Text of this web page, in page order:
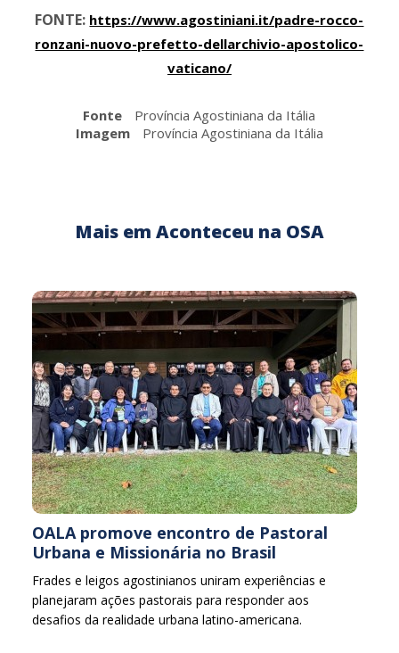
FONTE: https://www.agostiniani.it/padre-rocco-
ronzani-nuovo-prefetto-dellarchivio-apostolico-
vaticano/
Fonte
Província Agostiniana da Itália
Imagem
Província Agostiniana da Itália
Mais em Aconteceu na OSA
OALA promove encontro de Pastoral
Urbana e Missionária no Brasil
Frades e leigos agostinianos uniram experiências e
planejaram ações pastorais para responder aos
desafios da realidade urbana latino-americana.